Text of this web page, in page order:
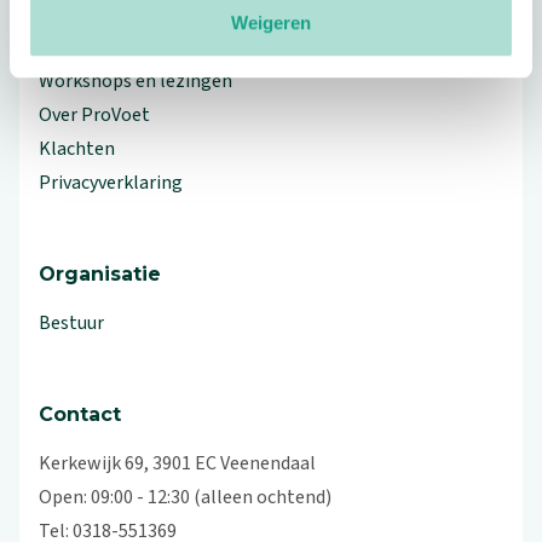
Weigeren
Workshops en lezingen
Over ProVoet
Klachten
Privacyverklaring
Organisatie
Bestuur
Contact
Kerkewijk 69, 3901 EC Veenendaal
Open: 09:00 - 12:30 (alleen ochtend)
Tel: 0318-551369